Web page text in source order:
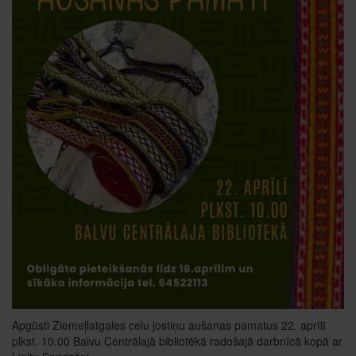
Apgūsti Ziemeļlatgales celu jostiņu aušanas pamatus 22. aprīlī
plkst. 10.00 Balvu Centrālajā bibliotēkā radošajā darbnīcā kopā ar